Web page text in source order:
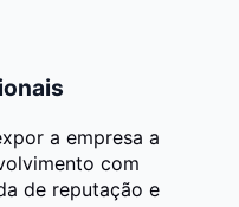
a empresa a
com
de reputação e